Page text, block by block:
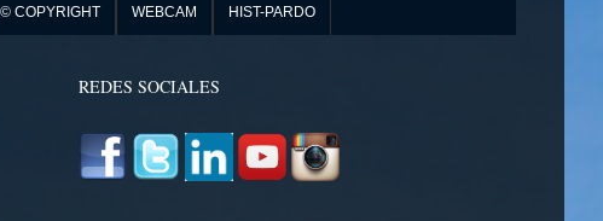
© COPYRIGHT WEBCAM HIST-PARDO
REDES SOCIALES